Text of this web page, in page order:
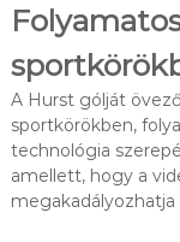
A Hurst gólját
sportkörökben,
technológia
amellett, hogy a